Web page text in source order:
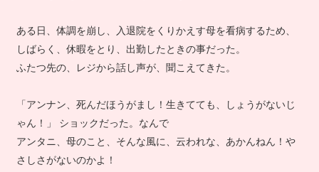
ある日、体調を崩し、入退院をくりかえす母を看病するため、
しばらく、休暇をとり、出勤したときの事だった。
ふたつ先の、レジから話し声が、聞こえてきた。
「アンナン、死んだほうがまし！生きてても、しょうがないじ
ゃん！」 ショックだった。なんで
アンタニ、母のこと、そんな風に、云われな、あかんねん！や
さしさがないのかよ！